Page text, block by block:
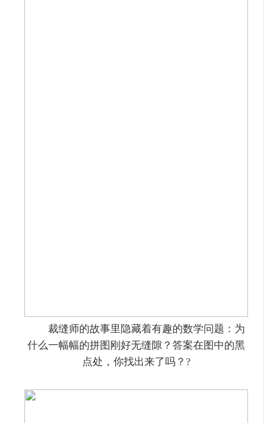
裁缝师的故事里隐藏着有趣的数学问题：为
什么一幅幅的拼图刚好无缝隙？答案在图中的黑
点处，你找出来了吗？?